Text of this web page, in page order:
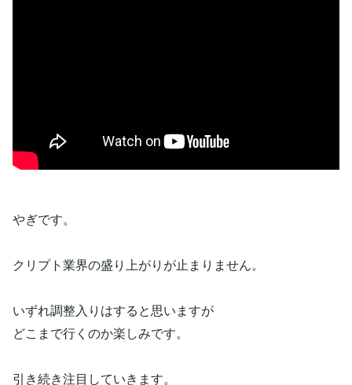
やぎです。
クリプト業界の盛り上がりが止まりません。
いずれ調整入りはすると思いますが
どこまで行くのか楽しみです。
引き続き注目していきます。